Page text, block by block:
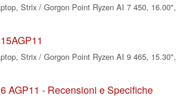
Strix / Gorgon Point Ryzen AI 7 450, 16.00",
Strix / Gorgon Point Ryzen AI 9 465, 15.30",
AGP11 - Recensioni e Specifiche